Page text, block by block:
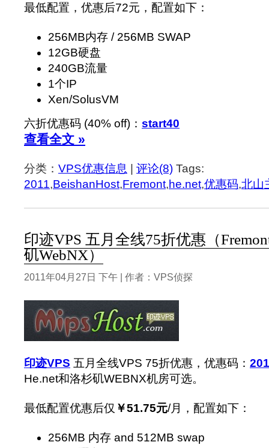
最低配置，优惠后72元，配置如下：
256MB内存 / 256MB SWAP
12GB硬盘
240GB流量
1个IP
Xen/SolusVM
六折优惠码 (40% off)： start40
查看全文 »
分类： VPS优惠信息 评论(8) Tags:
2011,BeishanHost,Fremont,he.net,优惠码,北山
印迹VPS 五月全线75折优惠（
矶WebNX）
2011年04月27日 下午 | 作者：VPS侦探
印迹VPS 五月全线VPS 75折优惠，优惠码：
He.net和洛杉矶WEBNX机房可选。
最低配置优惠后仅 ￥51.75元/月，配置如下：
256MB 内存 and 512MB swap